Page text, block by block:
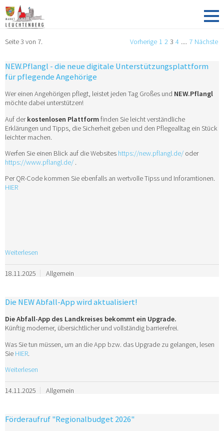
Seite 3 von 7. Vorherige 1 2 3 4 .... 7 Nächste
NEW.Pflangl - die neue digitale Unterstützungsplattform
für pflegende Angehörige
Wer einen Angehörigen pflegt, leistet jeden Tag Großes und NEW.Pflangl
möchte dabei unterstützen!
Auf derkostenlosen Plattformfinden Sie leicht verständliche
Erklärungen und Tipps, die Sicherheit geben und den Pflegealltag ein Stück
leichter machen.
Werfen Sie einen Blick auf die Websites https://new.pflangl.de/ oder
https://www.pflangl.de/ .
Per QR-Code kommen Sie ebenfalls an wertvolle Tipss und Inforamtionen.
HIER
Weiterlesen
18.11.2025 Allgemein
Die NEW Abfall-App wird aktualisiert!
Die Abfall-App des Landkreises bekommt ein Upgrade.
Künftig moderner, übersichtlicher und vollständig barrierefrei.
Was Sie tun müssen, um an die App bzw. das Upgrade zu gelangen, lesen
Sie HIER.
Weiterlesen
14.11.2025 Allgemein
Förderaufruf "Regionalbudget 2026"